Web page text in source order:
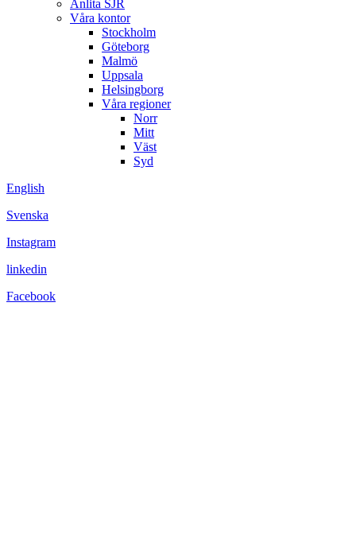
Anlita SJR
Våra kontor
Stockholm
Göteborg
Malmö
Uppsala
Helsingborg
Våra regioner
Norr
Mitt
Väst
Syd
English
Svenska
Instagram
linkedin
Facebook